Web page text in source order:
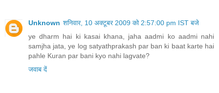
Unknown शनिवार, 10 अक्टूबर 2009 को 2:57:00 pm IST बजे
ye dharm hai ki kasai khana, jaha aadmi ko aadmi nahi
samjha jata, ye log satyathprakash par ban ki baat karte hai
pahle Kuran par bani kyo nahi lagvate?
जवाब दें